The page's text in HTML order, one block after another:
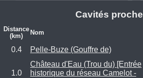
Cavités proche
Distance
(km)
Nom
0.4 Pelle-Buze (Gouffre de)
1.0
Château d'Eau (Trou du) [Entrée
historique du réseau Camelot -